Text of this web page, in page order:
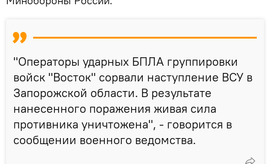
"Операторы ударных БПЛА группировки
войск "Восток" сорвали наступление ВСУ в
Запорожской области. В результате
нанесенного поражения живая сила
противника уничтожена", - говорится в
сообщении военного ведомства.